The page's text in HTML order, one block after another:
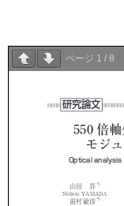
ページ 1 / 8